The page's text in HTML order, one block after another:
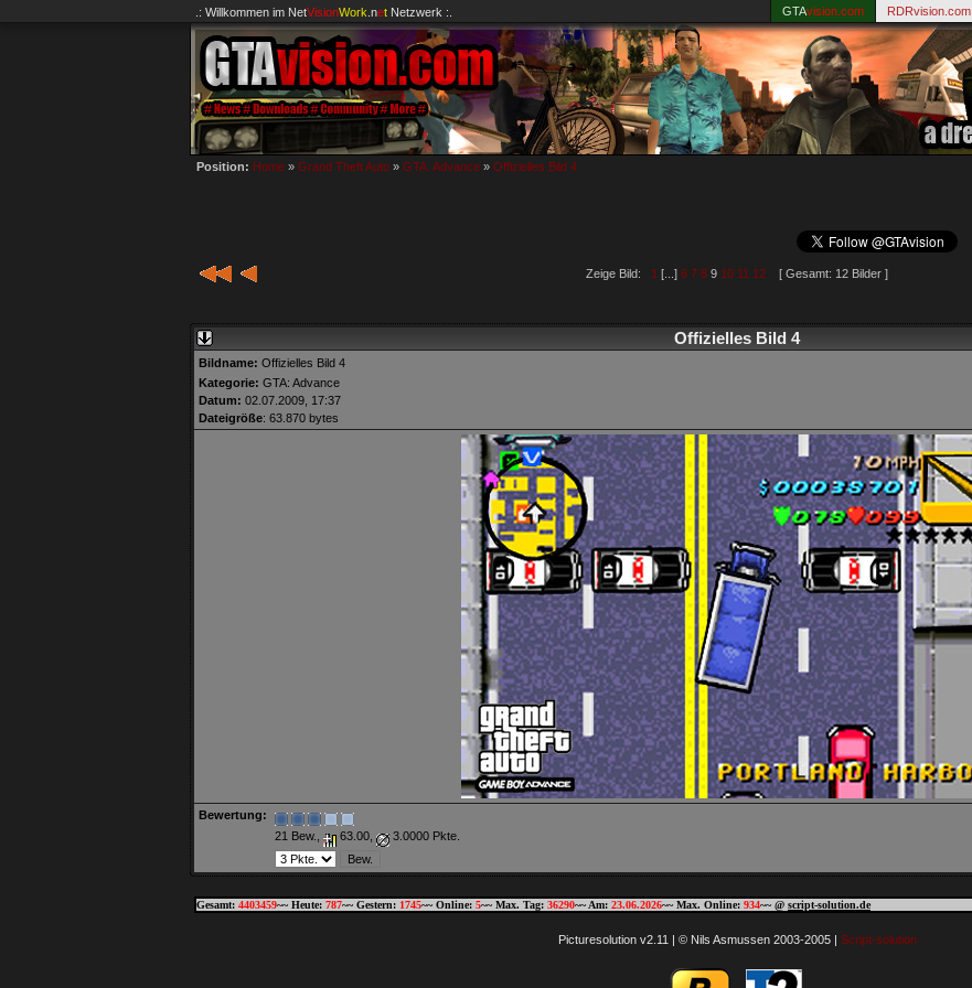
.: Willkommen im NetVisionWork .net Netzwerk :. GTAvision.com RDRvision.com
Position: Home » Grand Theft Auto » GTA: Advance » Offizielles Bild 4
Zeige Bild: 1 [...] 6 7 8 9 10 11 12 [ Gesamt: 12 Bilder ]
Offizielles Bild 4
Bildname: Offizielles Bild 4
Kategorie: GTA: Advance
Datum: 02.07.2009, 17:37
Dateigröße: 63.870 bytes
Bewertung:
21 Bew.,
63.00, 3.0000 Pkte.
Gesamt: 4403459~~ Heute: 787~~ Gestern: 1745~~ Online: 5~~ Max. Tag: 36290~~ Am: 23.06.2026~~ Max. Online: 934~~ @ script-solution.de
Picturesolution v2.11 | © Nils Asmussen 2003-2005 | Script-solution